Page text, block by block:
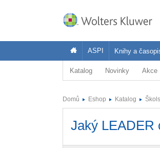
ASPI Knihy a
Knihy
Katalog Novinky Akce
Domů Eshop Katalog
Jaký LEADER